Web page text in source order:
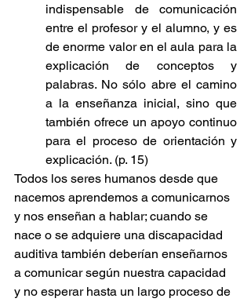
indispensable de comunicación
entre el profesor y el alumno, y es
de enorme valor en el aula para la
explicación de conceptos y
palabras. No sólo abre el camino
a la enseñanza inicial, sino que
también ofrece un apoyo continuo
para el proceso de orientación y
explicación. (p. 15)
Todos los seres humanos desde que
nacemos aprendemos a comunicarnos
y nos enseñan a hablar; cuando se
nace o se adquiere una discapacidad
auditiva también deberían enseñarnos
a comunicar según nuestra capacidad
y no esperar hasta un largo proceso de